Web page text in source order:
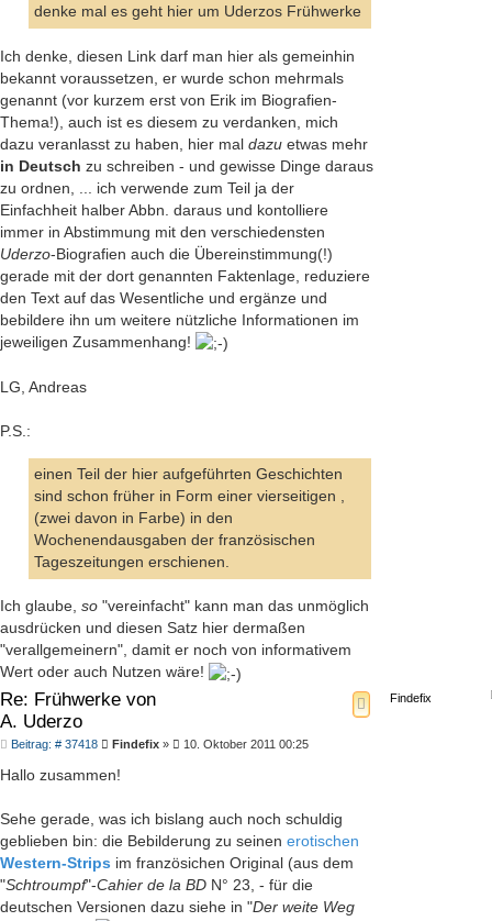
denke mal es geht hier um Uderzos Frühwerke
Ich denke, diesen Link darf man hier als gemeinhin
bekannt voraussetzen, er wurde schon mehrmals
genannt (vor kurzem erst von Erik im Biografien-
Thema!), auch ist es diesem zu verdanken, mich
dazu veranlasst zu haben, hier mal dazu etwas mehr
in Deutsch zu schreiben - und gewisse Dinge daraus
zu ordnen, ... ich verwende zum Teil ja der
Einfachheit halber Abbn. daraus und kontolliere
immer in Abstimmung mit den verschiedensten
Uderzo-Biografien auch die Übereinstimmung(!)
gerade mit der dort genannten Faktenlage, reduziere
den Text auf das Wesentliche und ergänze und
bebildere ihn um weitere nützliche Informationen im
jeweiligen Zusammenhang!
LG, Andreas
P.S.:
einen Teil der hier aufgeführten Geschichten
sind schon früher in Form einer vierseitigen ,
(zwei davon in Farbe) in den
Wochenendausgaben der französischen
Tageszeitungen erschienen.
Ich glaube, so "vereinfacht" kann man das unmöglich
ausdrücken und diesen Satz hier dermaßen
"verallgemeinern", damit er noch von informativem
Wert oder auch Nutzen wäre!
Re: Frühwerke von
A. Uderzo
Beitrag: # 37418Beitrag
Findefix » 10. Oktober 2011 00:25
Hallo zusammen!
Sehe gerade, was ich bislang auch noch schuldig
geblieben bin: die Bebilderung zu seinen erotischen
Western-Strips im französichen Original (aus dem
"Schtroumpf"-Cahier de la BD N° 23, - für die
deutschen Versionen dazu siehe in "Der weite Weg
Findefix